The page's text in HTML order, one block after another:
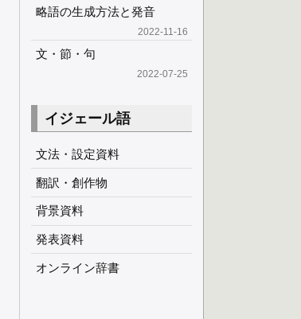
略語の生成方法と発音
2022-11-16
文・節・句
2022-07-25
イジェール語
文法・設定資料
翻訳・創作物
背景資料
発表資料
オンライン辞書